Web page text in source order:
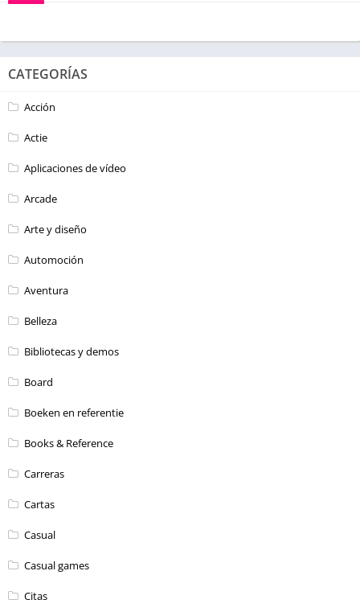
CATEGORÍAS
Acción
Actie
Aplicaciones de vídeo
Arcade
Arte y diseño
Automoción
Aventura
Belleza
Bibliotecas y demos
Board
Boeken en referentie
Books & Reference
Carreras
Cartas
Casual
Casual games
Citas